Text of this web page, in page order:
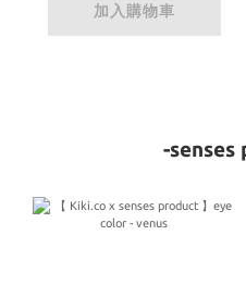
加入購物車
-senses